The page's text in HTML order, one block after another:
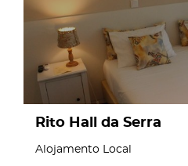
Rito Hall da Serra
Alojamento Local